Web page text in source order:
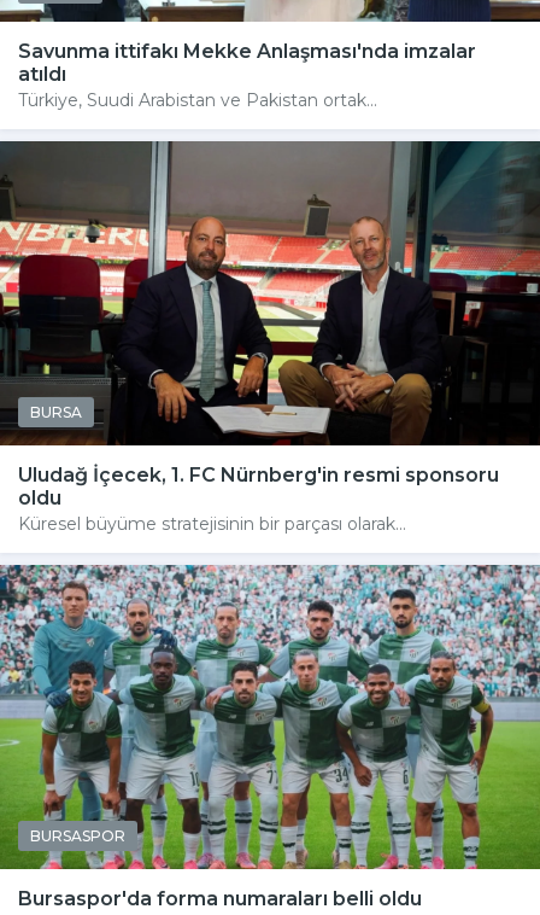
Savunma ittifakı Mekke Anlaşması'nda imzalar
atıldı
Türkiye, Suudi Arabistan ve Pakistan ortak...
BURSA
Uludağ İçecek, 1. FC Nürnberg'in resmi sponsoru
oldu
Küresel büyüme stratejisinin bir parçası olarak...
BURSASPOR
Bursaspor'da forma numaraları belli oldu